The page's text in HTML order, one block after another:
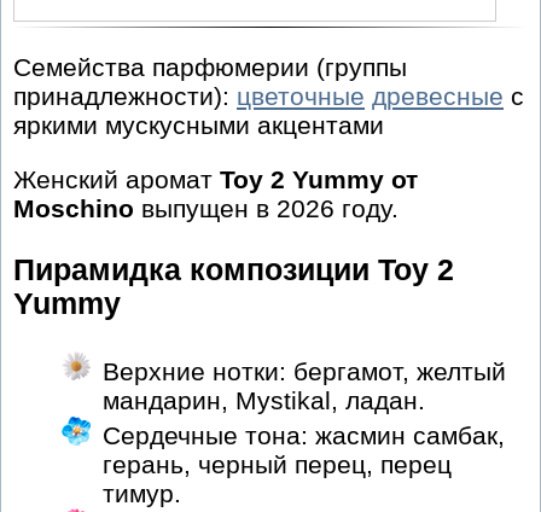
Семейства парфюмерии (группы
принадлежности): цветочные древесные с
яркими мускусными акцентами
Женский аромат Toy 2 Yummy от
Moschino выпущен в 2026 году.
Пирамидка композиции Toy 2
Yummy
Верхние нотки: бергамот, желтый
мандарин, Mystikal, ладан.
Сердечные тона: жасмин самбак,
герань, черный перец, перец
тимур.